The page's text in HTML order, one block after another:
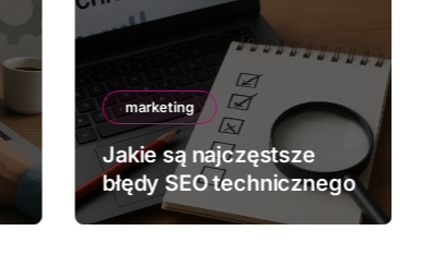
marketing
Jakie są najczęstsze
błędy SEO technicznego